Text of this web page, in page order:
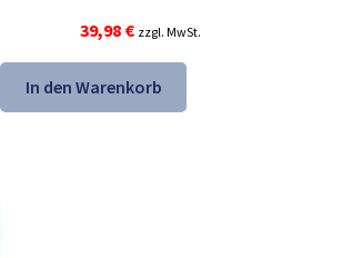
Ursprünglicher
Preis
war:
59,04 €
39,98 €Aktueller
Preis
ist:
39,98 €.
zzgl. MwSt.
In den Warenkorb